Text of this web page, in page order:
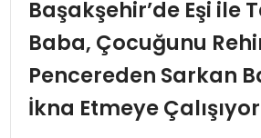
EĞITIM
EKONOMI
Başakşehir’de Eşi ile
Baba, Çocuğunu
Pencereden Sarkan
İkna Etmeye Çalışıyor